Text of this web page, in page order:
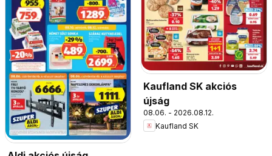
Kaufland SK akciós
újság
08.06. - 2026.08.12.
Kaufland SK